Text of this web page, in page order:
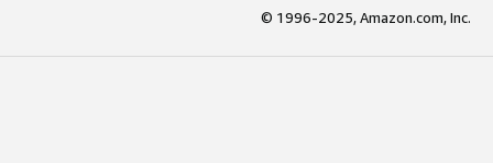
© 1996-2025, Amazon.com, Inc.